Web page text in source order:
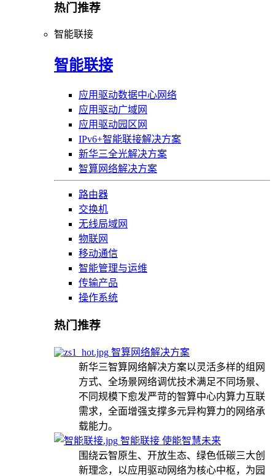
热门推荐
智能联接
智能联接
应用驱动数据中心网络
应用驱动广域网
应用驱动园区网
IPv6+智能联接解决方案
新华三全光解决方案
智算网络解决方案
路由器
交换机
无线局域网
物联网
移动通信
智能管理与运维
传输产品
操作系统
热门推荐
智算网络解决方案
新华三智算网络解决方案以灵活多样的组网
方式、全场景网络调优技术满足不同场景、
不同规模下愈发严苛的智算中心内算力互联
需求，全面增强支撑多元异构算力的网络承
载能力。
智能联接 使能智慧未来
围绕云智原生、开放生态、绿色低碳三大创
新理念，以应用驱动网络为核心中枢，为园